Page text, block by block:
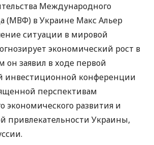
Международного
(МВФ) в Украине Макс Альер
ситуации в мировой
экономический рост в
он заявил в ходе первой
инвестиционной конференции
перспективам
экономического развития и
привлекательности Украины,